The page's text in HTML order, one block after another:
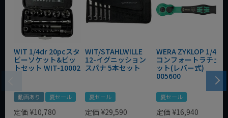
WIT 1/4dr 20pcスタ
ビーソケット&ビッ
トセット WIT-10002
動画あり 夏セール
定価 ¥10,780
WIT/STAHLWILLE
12-イグニッション
スパナ 5本セット
夏セール
定価 ¥29,590
WERA ZYKLOP 1/4"
コンフォートラチェ
ット(レバー式)
005600
夏セール
定価 ¥16,940